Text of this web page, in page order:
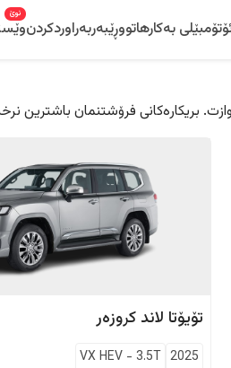
بەکارهاتووڕێبەربەراوردکردن
نوێ
بریکارەکانی فرۆشتنمان باشترین
تۆیۆتا لاند کروزەر
2025
VX HEV - 3.5T